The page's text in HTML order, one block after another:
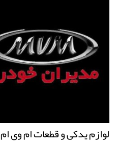
لوازم یدکی و قطعات ام وی ام mvm